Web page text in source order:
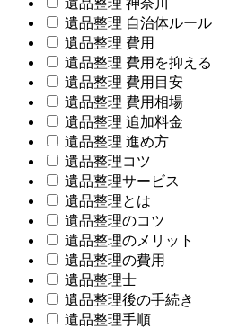
遺品整理 自治体ルール
遺品整理 費用
遺品整理 費用を抑える
遺品整理 費用目安
遺品整理 費用相場
遺品整理 追加料金
遺品整理 進め方
遺品整理コツ
遺品整理サービス
遺品整理とは
遺品整理のコツ
遺品整理のメリット
遺品整理の費用
遺品整理士
遺品整理後の手続き
遺品整理手順